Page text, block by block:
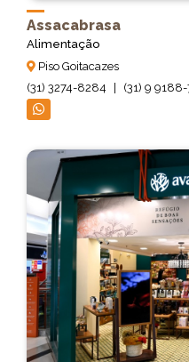
Assacabrasa
Alimentação
Piso Goitacazes
(31) 3274-8284
| (31) 9